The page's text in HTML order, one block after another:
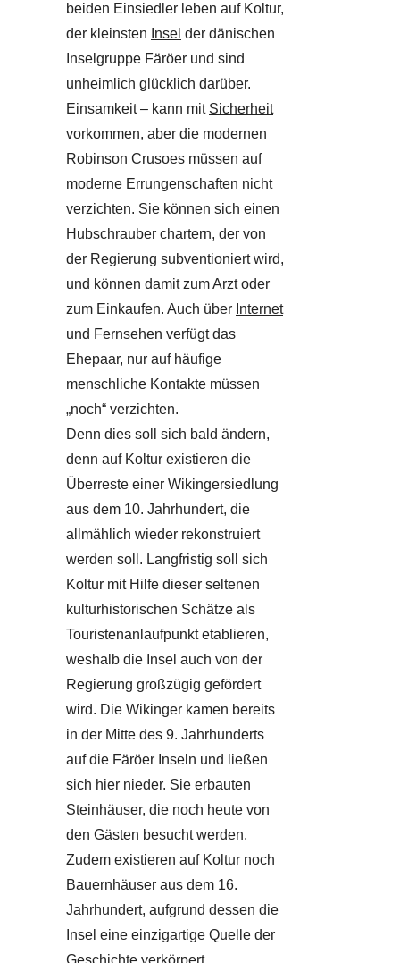
beiden Einsiedler leben auf Koltur,
der kleinsten Insel der dänischen
Inselgruppe Färöer und sind
unheimlich glücklich darüber.
Einsamkeit – kann mit Sicherheit
vorkommen, aber die modernen
Robinson Crusoes müssen auf
moderne Errungenschaften nicht
verzichten. Sie können sich einen
Hubschrauber chartern, der von
der Regierung subventioniert wird,
und können damit zum Arzt oder
zum Einkaufen. Auch über Internet
und Fernsehen verfügt das
Ehepaar, nur auf häufige
menschliche Kontakte müssen
„noch“ verzichten.
Denn dies soll sich bald ändern,
denn auf Koltur existieren die
Überreste einer Wikingersiedlung
aus dem 10. Jahrhundert, die
allmählich wieder rekonstruiert
werden soll. Langfristig soll sich
Koltur mit Hilfe dieser seltenen
kulturhistorischen Schätze als
Touristenanlaufpunkt etablieren,
weshalb die Insel auch von der
Regierung großzügig gefördert
wird. Die Wikinger kamen bereits
in der Mitte des 9. Jahrhunderts
auf die Färöer Inseln und ließen
sich hier nieder. Sie erbauten
Steinhäuser, die noch heute von
den Gästen besucht werden.
Zudem existieren auf Koltur noch
Bauernhäuser aus dem 16.
Jahrhundert, aufgrund dessen die
Insel eine einzigartige Quelle der
Geschichte verkörpert.